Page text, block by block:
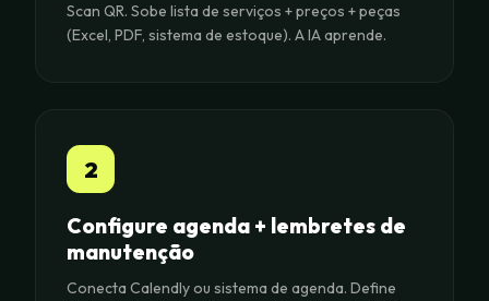
Scan QR. Sobe lista de serviços + preços + peças
(Excel, PDF, sistema de estoque). A IA aprende.
2
Configure agenda + lembretes de
manutenção
Conecta Calendly ou sistema de agenda. Define